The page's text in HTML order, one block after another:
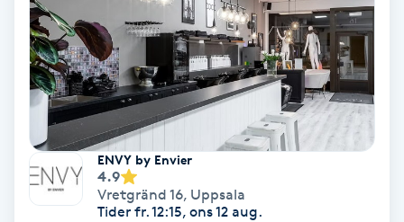
Kemisk peeling
Keratinbehandling
Kinesiologi
Kinesisk medicin
ENVY by Envier
4.9
Vretgränd 16, Uppsala
Tider fr. 12:15, ons 12 aug.